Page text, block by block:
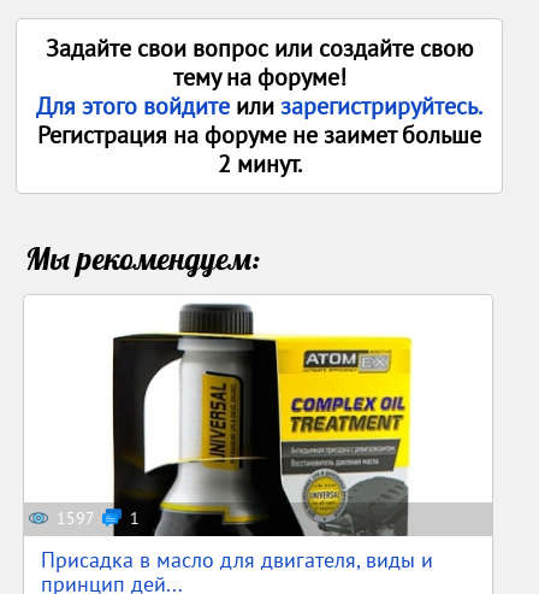
Задайте свои вопрос или создайте свою
тему на форуме!
Для этого войдите илизарегистрируйтесь.
Регистрация на форуме не заимет больше
2 минут.
Мы рекомендуем:
1597 1
Присадка в масло для двигателя, виды и
принцип дей...